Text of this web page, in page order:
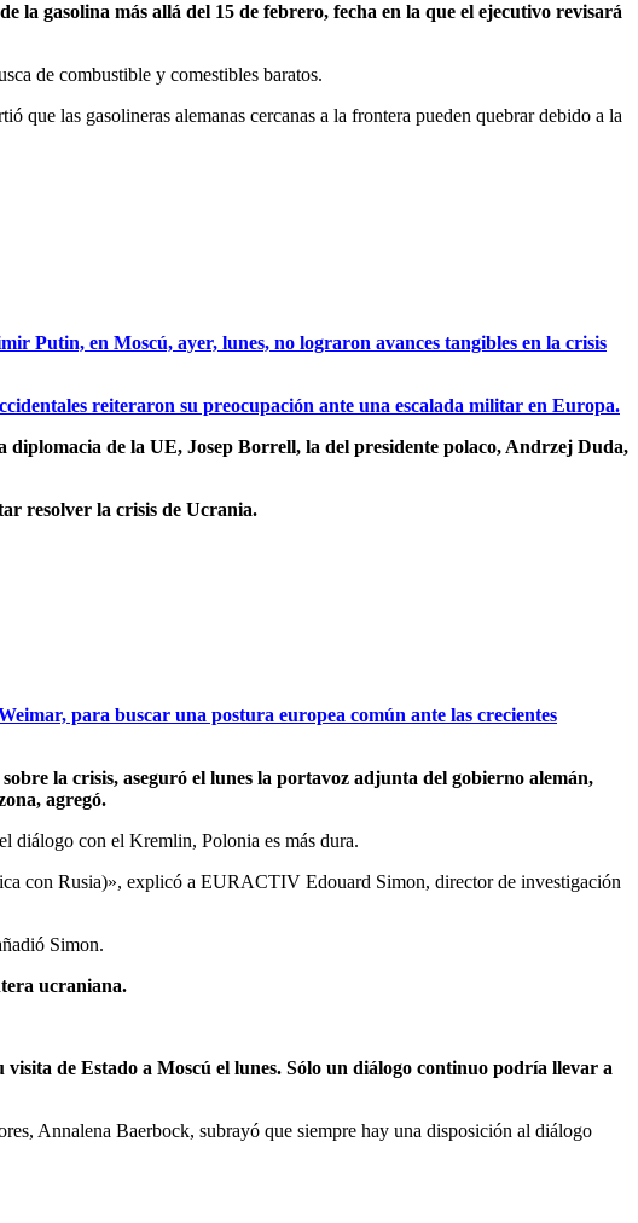
la gasolina más allá del 15 de febrero, fecha en la que el ejecutivo revisará
de combustible y comestibles baratos.
las gasolineras alemanas cercanas a la frontera pueden quebrar debido a la
Putin, en Moscú, ayer, lunes, no lograron avances tangibles en la crisis
reiteraron su preocupación ante una escalada militar en Europa.
de la UE, Josep Borrell, la del presidente polaco, Andrzej Duda,
resolver la crisis de Ucrania.
para buscar una postura europea común ante las crecientes
la crisis, aseguró el lunes la portavoz adjunta del gobierno alemán,
agregó.
diálogo con el Kremlin, Polonia es más dura.
con Rusia)», explicó a EURACTIV Edouard Simon, director de investigación
Simon.
ucraniana.
de Estado a Moscú el lunes. Sólo un diálogo continuo podría llevar a
Annalena Baerbock, subrayó que siempre hay una disposición al diálogo